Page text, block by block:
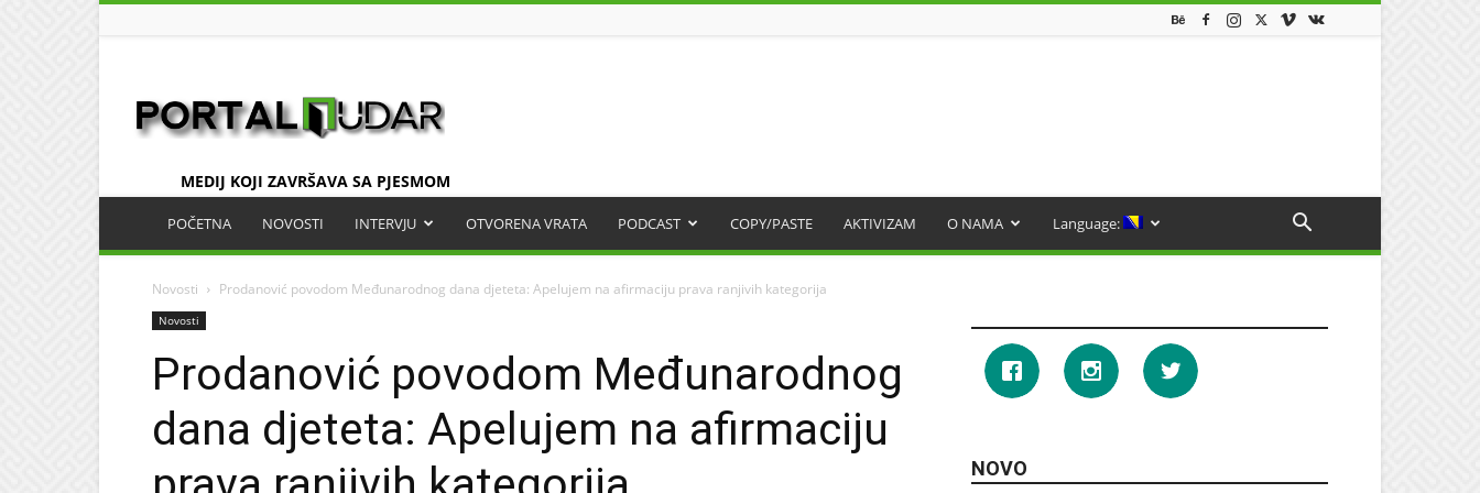
MEDIJ KOJI ZAVRŠAVA SA PJESMOM
POČETNA NOVOSTI INTERVJU OTVORENA VRATA PODCAST COPY/PASTE AKTIVIZAM O NAMA Language:
Novosti Prodanović povodom Međunarodnog dana djeteta: Apelujem na afirmaciju prava ranjivih kategorija
Novosti
Prodanović povodom Međunarodnog
dana djeteta: Apelujem na afirmaciju
NOVO